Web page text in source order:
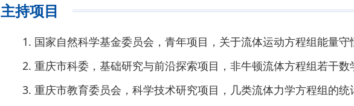
主持项目
1. 国家自然科学基金委员会，青年项目，关于流体运动方程组能量
2. 重庆市科委，基础研究与前沿探索项目，非牛顿流体方程组若干
3. 重庆市教育委员会，科学技术研究项目，几类流体力学方程组的